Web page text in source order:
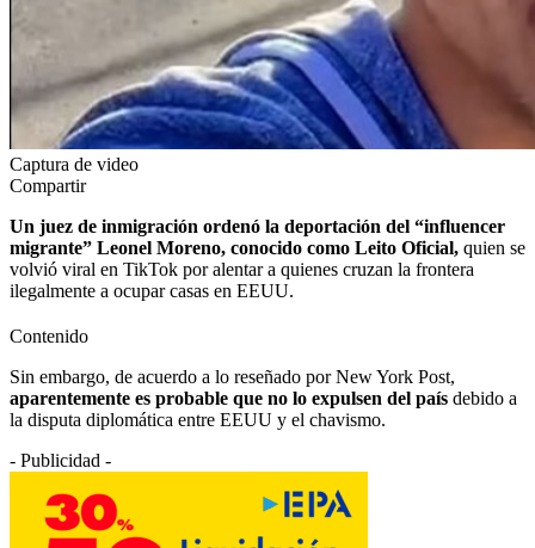
Captura de video
Compartir
Un juez de inmigración ordenó la deportación del “influencer
migrante” Leonel Moreno, conocido como Leito Oficial, quien se
volvió viral en TikTok por alentar a quienes cruzan la frontera
ilegalmente a ocupar casas en EEUU.
Contenido
Sin embargo, de acuerdo a lo reseñado por New York Post,
aparentemente es probable que no lo expulsen del país debido a
la disputa diplomática entre EEUU y el chavismo.
- Publicidad -